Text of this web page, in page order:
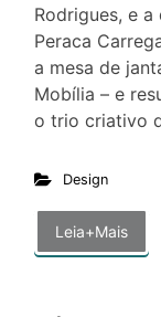
Rodrigues, e
Peraca
a mesa de
Mobília – e
o trio criativo
Design
Leia+Mais